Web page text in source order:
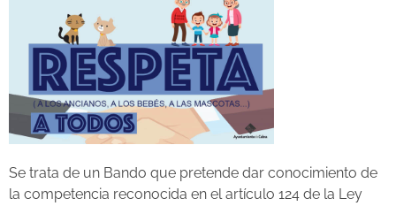
Se trata de un Bando que pretende dar conocimiento de
la competencia reconocida en el artículo 124 de la Ley